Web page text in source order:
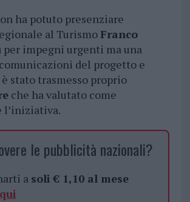
ha potuto presenziare
al Turismo Franco
per impegni urgenti ma una
del progetto e
è stato trasmesso proprio
che ha valutato come
l’iniziativa.
le pubblicità nazionali?
a soli € 1,10 al mese
qui